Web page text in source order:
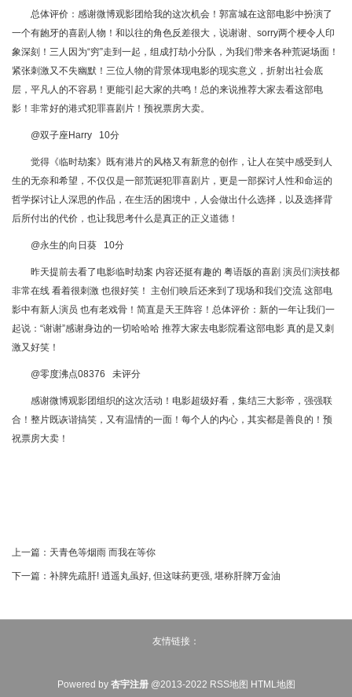
总体评价：感谢微博观影团给我的这次机会！郭富城在这部电影中扮演了
一个有龅牙的喜剧人物！和以往的角色反差很大，说谢谢、sorry两个梗令人印
象深刻！三人因为“穷”走到一起，组成打劫小分队，为我们带来各种荒诞场面！
紧张刺激又不失幽默！三位人物的背景体现电影的现实意义，折射出社会底
层，平凡人的不容易！更能引起大家的共鸣！总的来说推荐大家去看这部电
影！非常好的港式犯罪喜剧片！预祝票房大卖。
@双子座Harry 10分
觉得《临时劫案》既有港片的风格又有新意的创作，让人在笑中感受到人
生的无奈和希望，不仅仅是一部荒诞犯罪喜剧片，更是一部探讨人性和命运的
哲学探讨让人深思的作品，在生活的困境中，人会做出什么选择，以及选择背
后所付出的代价，也让我思考什么是真正的正义道德！
@永生的向日葵 10分
昨天提前去看了电影临时劫案 内容还挺有趣的 粤语版的喜剧 演员们演技都
非常在线 看着很刺激 也很好笑！ 主创们映后还来到了现场和我们交流 这部电
影中有新人演员 也有老戏骨！简直是天王阵容！总体评价：新的一年让我们一
起说：“谢谢”感谢身边的一切哈哈哈 推荐大家去电影院看这部电影 真的是又刺
激又好笑！
@零度沸点08376 未评分
感谢微博观影团组织的这次活动！电影超级好看，集结三大影帝，强强联
合！整片既诙谐搞笑，又有温情的一面！每个人的内心，其实都是善良的！预
祝票房大卖！
上一篇： 天青色等烟雨 而我在等你
下一篇： 补脾先疏肝! 逍遥丸虽好, 但这味药更强, 堪称肝脾万金油
友情链接：
Powered by 杏宇注册@2013-2022 RSS地图 HTML地图